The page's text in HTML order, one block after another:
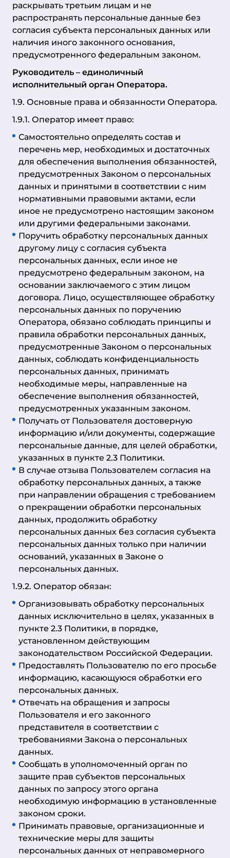
раскрывать третьим лицам и не
распространять персональные данные без
согласия субъекта персональных данных или
наличия иного законного основания,
предусмотренного федеральным законом.
Руководитель – единоличный
исполнительный орган Оператора.
1.9. Основные права и обязанности Оператора.
1.9.1. Оператор имеет право:
Самостоятельно определять состав и
перечень мер, необходимых и достаточных
для обеспечения выполнения обязанностей,
предусмотренных Законом о персональных
данных и принятыми в соответствии с ним
нормативными правовыми актами, если
иное не предусмотрено настоящим законом
или другими федеральными законами.
Поручить обработку персональных данных
другому лицу с согласия субъекта
персональных данных, если иное не
предусмотрено федеральным законом, на
основании заключаемого с этим лицом
договора. Лицо, осуществляющее обработку
персональных данных по поручению
Оператора, обязано соблюдать принципы и
правила обработки персональных данных,
предусмотренные Законом о персональных
данных, соблюдать конфиденциальность
персональных данных, принимать
необходимые меры, направленные на
обеспечение выполнения обязанностей,
предусмотренных указанным законом.
Получать от Пользователя достоверную
информацию и/или документы, содержащие
персональные данные, для целей обработки,
указанных в пункте 2.3 Политики.
В случае отзыва Пользователем согласия на
обработку персональных данных, а также
при направлении обращения с требованием
о прекращении обработки персональных
данных, продолжить обработку
персональных данных без согласия субъекта
персональных данных только при наличии
оснований, указанных в Законе о
персональных данных.
1.9.2. Оператор обязан:
Организовывать обработку персональных
данных исключительно в целях, указанных в
пункте 2.3 Политики, в порядке,
установленном действующим
законодательством Российской Федерации.
Предоставлять Пользователю по его просьбе
информацию, касающуюся обработки его
персональных данных.
Отвечать на обращения и запросы
Пользователя и его законного
представителя в соответствии с
требованиями Закона о персональных
данных.
Сообщать в уполномоченный орган по
защите прав субъектов персональных
данных по запросу этого органа
необходимую информацию в установленные
законом сроки.
Принимать правовые, организационные и
технические меры для защиты
персональных данных от неправомерного